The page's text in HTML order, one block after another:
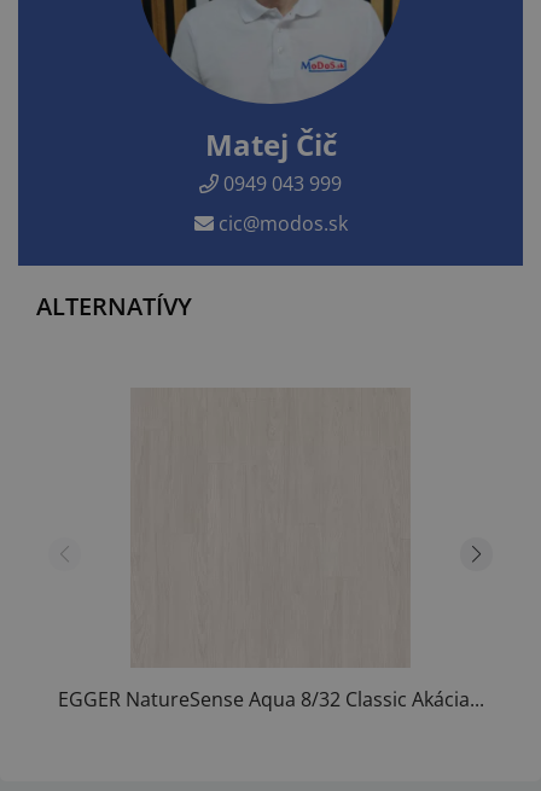
Matej Čič
0949 043 999
cic@modos.sk
ALTERNATÍVY
EGGER NatureSense Aqua 8/32 Classic Akácia...